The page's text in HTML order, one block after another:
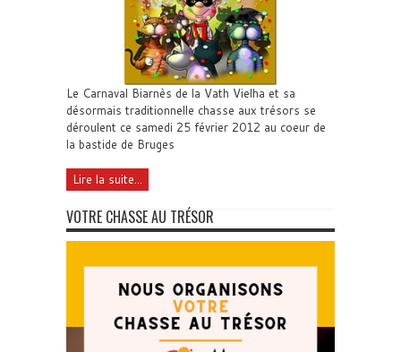
Le Carnaval Biarnès de la Vath Vielha et sa
désormais traditionnelle chasse aux trésors se
déroulent ce samedi 25 février 2012 au coeur de
la bastide de Bruges
Lire la suite...
VOTRE CHASSE AU TRÉSOR